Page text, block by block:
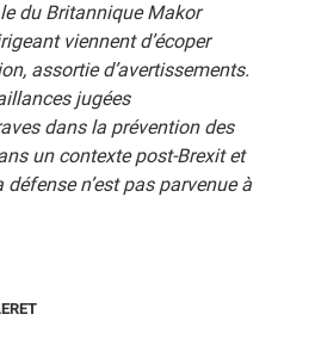
du Britannique Makor
viennent d’écoper
assortie d’avertissements.
jugées
dans la prévention des
un contexte post-Brexit et
n’est pas parvenue à